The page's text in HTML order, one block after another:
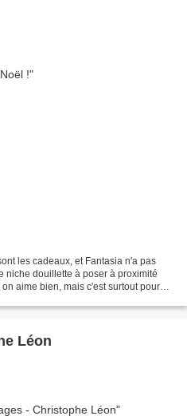
les cadeaux, et Fantasia n'a pas
niche douillette à poser à proximité
aime bien, mais c'est surtout pour
Léon